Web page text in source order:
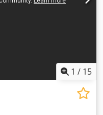
1 / 15